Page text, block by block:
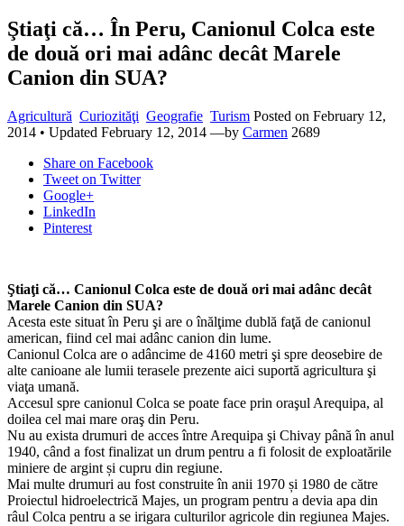
Ştiaţi că… În Peru, Canionul Colca este
de două ori mai adânc decât Marele
Canion din SUA?
Agricultură Curiozităţi Geografie Turism Posted on February 12,
2014 • Updated February 12, 2014 —by Carmen 2689
Share on Facebook
Tweet on Twitter
Google+
LinkedIn
Pinterest
Ştiaţi că… Canionul Colca este de două ori mai adânc decât
Marele Canion din SUA?
Acesta este situat în Peru şi are o înălţime dublă faţă de canionul
american, fiind cel mai adânc canion din lume.
Canionul Colca are o adâncime de 4160 metri şi spre deosebire de
alte canioane ale lumii terasele prezente aici suportă agricultura şi
viaţa umană.
Accesul spre canionul Colca se poate face prin oraşul Arequipa, al
doilea cel mai mare oraş din Peru.
Nu au exista drumuri de acces între Arequipa şi Chivay până în anul
1940, când a fost finalizat un drum pentru a fi folosit de exploatările
miniere de argint și cupru din regiune.
Mai multe drumuri au fost construite în anii 1970 și 1980 de către
Proiectul hidroelectrică Majes, un program pentru a devia apa din
râul Colca pentru a se irigara culturilor agricole din regiunea Majes.